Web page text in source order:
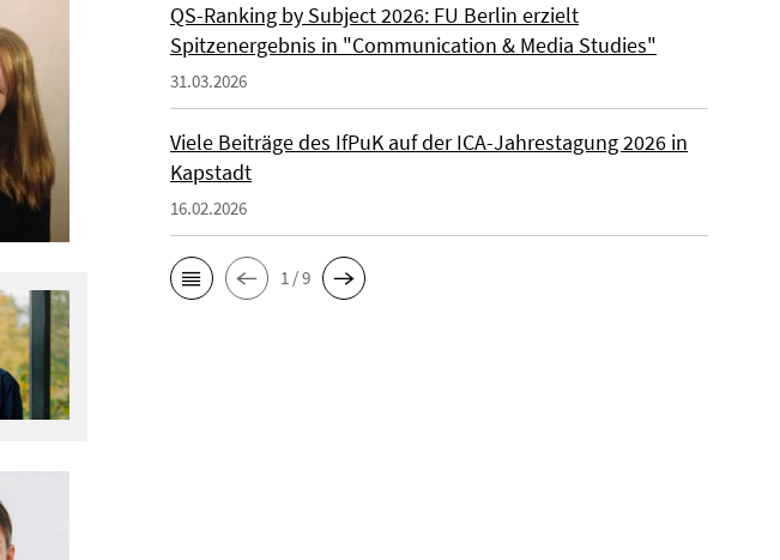
QS-Ranking by Subject 2026: FU Berlin erzielt
Spitzenergebnis in "Communication & Media Studies"
31.03.2026
Viele Beiträge des IfPuK auf der ICA-Jahrestagung 2026 in
Kapstadt
16.02.2026
1 / 9